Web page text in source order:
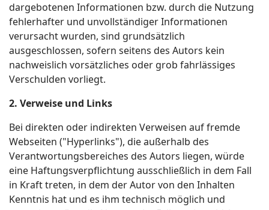
dargebotenen Informationen bzw. durch die Nutzung
fehlerhafter und unvollständiger Informationen
verursacht wurden, sind grundsätzlich
ausgeschlossen, sofern seitens des Autors kein
nachweislich vorsätzliches oder grob fahrlässiges
Verschulden vorliegt.
2. Verweise und Links
Bei direkten oder indirekten Verweisen auf fremde
Webseiten ("Hyperlinks"), die außerhalb des
Verantwortungsbereiches des Autors liegen, würde
eine Haftungsverpflichtung ausschließlich in dem Fall
in Kraft treten, in dem der Autor von den Inhalten
Kenntnis hat und es ihm technisch möglich und